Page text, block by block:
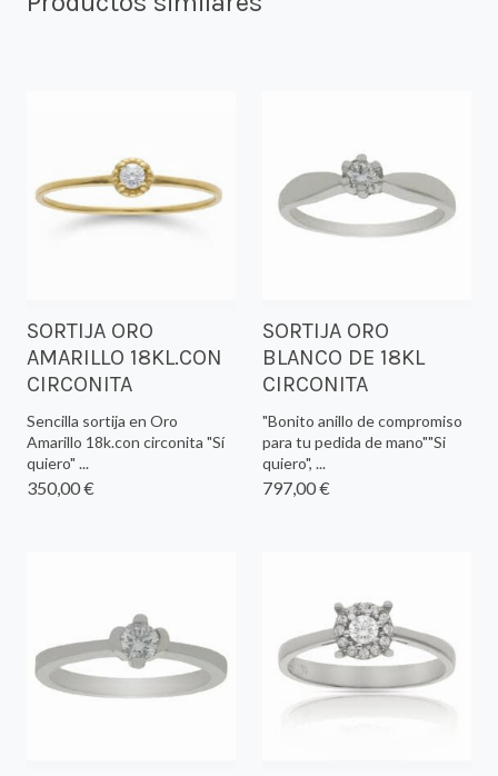
SORTIJA ORO
AMARILLO 18KL.CON
CIRCONITA
Sencilla sortija en Oro
Amarillo 18k.con circonita "Sí
quiero" ...
350,00 €
SORTIJA ORO
BLANCO DE 18KL
CIRCONITA
"Bonito anillo de compromiso
para tu pedida de mano""Si
quiero", ...
797,00 €